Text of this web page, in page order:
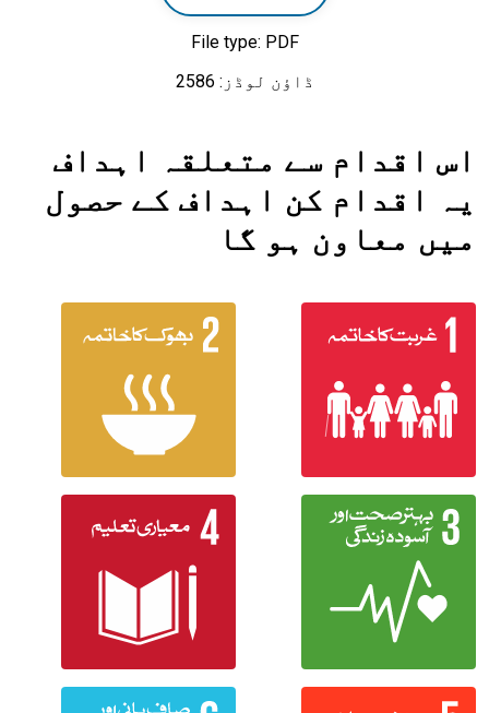
File type: PDF
ڈاؤن لوڈز: 2586
اس اقدام سے متعلقہ اہداف
یہ اقدام کن اہداف کے حصول
میں معاون ہو گا